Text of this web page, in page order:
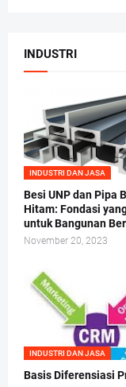
INDUSTRI
INDUSTRI DAN JASA
Besi UNP dan Pipa
Hitam: Fondasi
untuk Bangunan
November 20, 2023
INDUSTRI DAN JASA
Basis Diferensiasi